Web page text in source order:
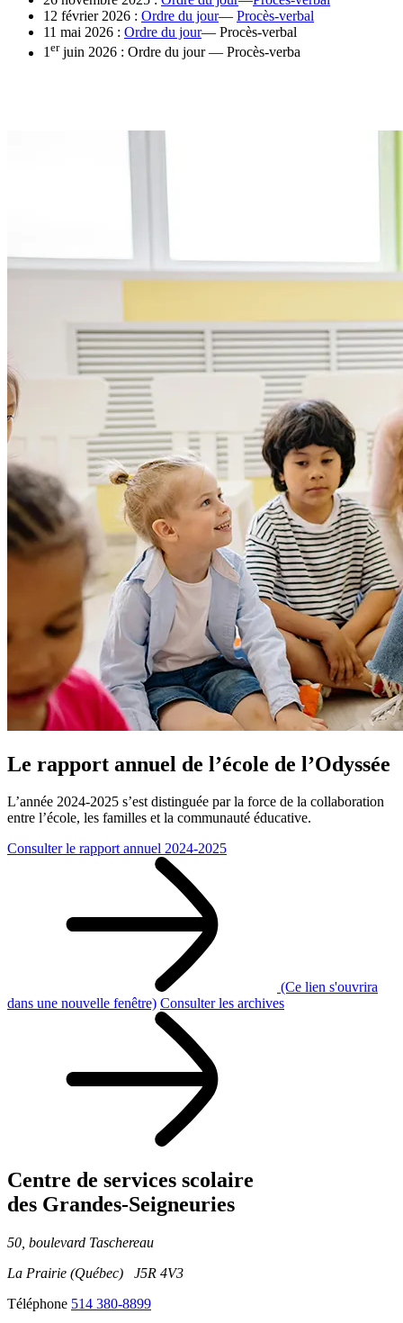
12 février 2026 : Ordre du jour— Procès-verbal
11 mai 2026 : Ordre du jour— Procès-verbal
1erjuin 2026 : Ordre du jour — Procès-verba
Le rapport annuel de l’école de l’Odyssée
L’année 2024-2025 s’est distinguée par la force de la collaboration
entre l’école, les familles et la communauté éducative.
Consulter le rapport annuel 2024-2025
(Ce lien s'ouvrira
dans une nouvelle fenêtre) Consulter les archives
Centre de services scolaire
des Grandes‑Seigneuries
50, boulevard Taschereau
La Prairie (Québec) J5R 4V3
Téléphone 514 380-8899